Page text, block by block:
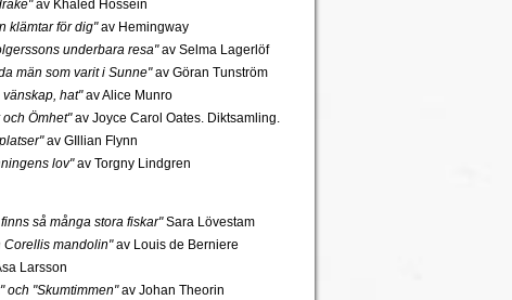
av Khaled Hossein
klämtar för dig"av Hemingway
underbara resa"av Selma Lagerlöf
män som varit i Sunne"av Göran Tunström
vänskap, hat"av Alice Munro
och Ömhet"av Joyce Carol Oates. Diktsamling.
av GIllian Flynn
lov"av Torgny Lindgren
så många stora fiskar"Sara Lövestam
Corellis mandolin"av Louis de Berniere
Larsson
och "Skumtimmen"av Johan Theorin